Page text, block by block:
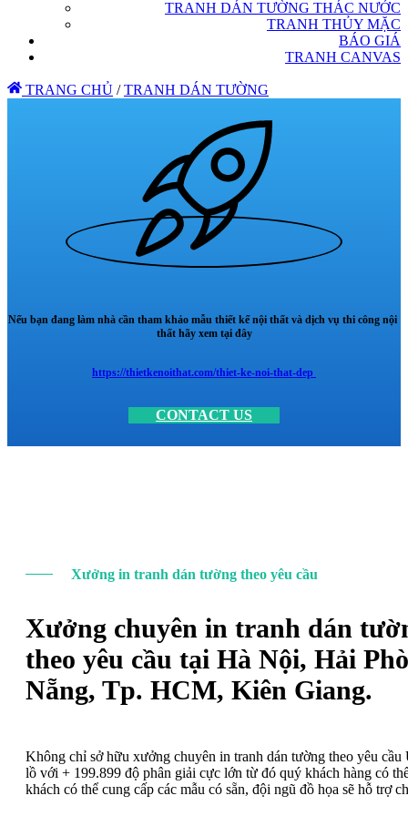
TRANH DÁN TƯỜNG THÁC NƯỚC
TRANH THỦY MẶC
BÁO GIÁ
TRANH CANVAS
TRANG CHỦ / TRANH DÁN TƯỜNG
Nếu bạn đang làm nhà cần tham khảo mẫu thiết kế nội thất và dịch vụ thi công nội
thất hãy xem tại đây
https://thietkenoithat.com/thiet-ke-noi-that-dep
CONTACT US
Xưởng in tranh dán tường theo yêu cầu
Xưởng chuyên in tranh dán
theo yêu cầu tại Hà Nội, Hải
Nẵng, Tp. HCM, Kiên Giang.
Không chỉ sở hữu xưởng chuyên in tranh dán tường theo yêu
lồ với + 199.899 độ phân giải cực lớn từ đó quý khách hàng có
khách có thể cung cấp các mẫu có sẵn, đội ngũ đồ họa sẽ hỗ trợ